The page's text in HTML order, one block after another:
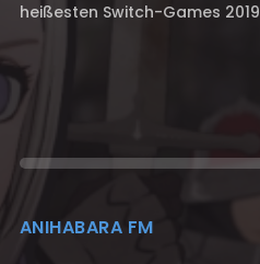
heißesten Switch-Games 2019
ANIHABARA FM